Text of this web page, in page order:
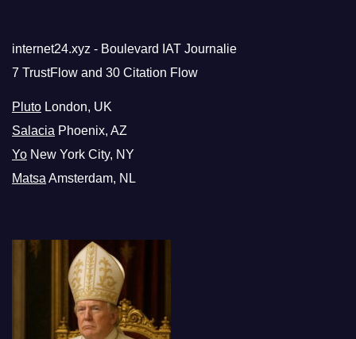
internet24.xyz - Boulevard IAT Journalie
7 TrustFlow and 30 Citation Flow
Pluto London, UK
Salacia Phoenix, AZ
Yo New York City, NY
Matsa Amsterdam, NL